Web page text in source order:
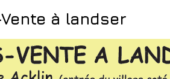
à landser